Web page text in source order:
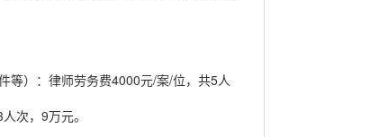
等）：律师劳务费4000元/案/位，共5人
次，9万元。